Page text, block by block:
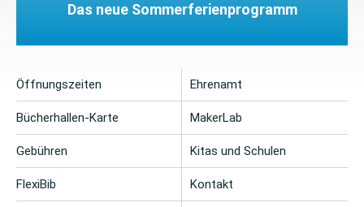
Das neue Sommerferienprogramm
Öffnungszeiten
Bücherhallen-Karte
Gebühren
FlexiBib
Ehrenamt
MakerLab
Kitas und Schulen
Kontakt